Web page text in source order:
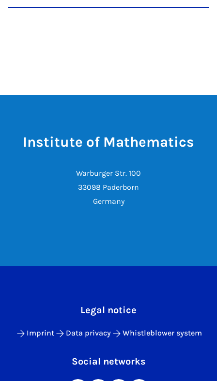
Institute of Mathematics
Warburger Str. 100
33098 Paderborn
Germany
Legal notice
Imprint Data privacy Whistleblower system
Social networks